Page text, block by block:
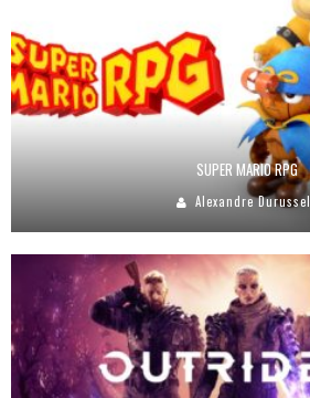
SUPER MARIO RPG
Alexandre Durussel